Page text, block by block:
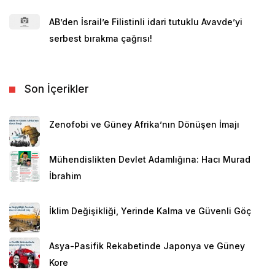
AB’den İsrail’e Filistinli idari tutuklu Avavde’yi
serbest bırakma çağrısı!
Son İçerikler
Zenofobi ve Güney Afrika’nın Dönüşen İmajı
Mühendislikten Devlet Adamlığına: Hacı Murad
İbrahim
İklim Değişikliği, Yerinde Kalma ve Güvenli Göç
Asya-Pasifik Rekabetinde Japonya ve Güney
Kore